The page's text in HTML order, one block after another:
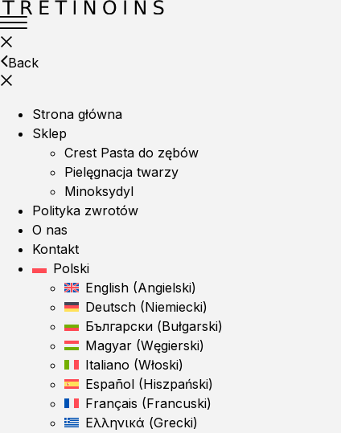
Back
Strona główna
Sklep
Crest Pasta do zębów
Pielęgnacja twarzy
Minoksydyl
Polityka zwrotów
O nas
Kontakt
Polski
English (Angielski)
Deutsch (Niemiecki)
Български (Bułgarski)
Magyar (Węgierski)
Italiano (Włoski)
Español (Hiszpański)
Français (Francuski)
Ελληνικά (Grecki)